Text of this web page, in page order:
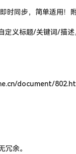
时同步，简单适用！
定义标题/关键词/描述
document/
冗余。